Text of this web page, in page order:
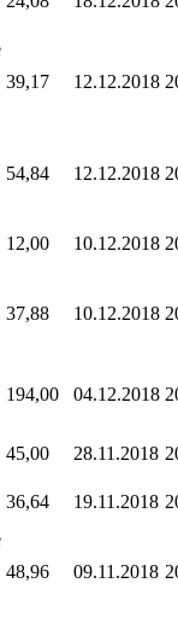
39,17 12.12.2018
54,84 12.12.2018
12,00 10.12.2018
37,88 10.12.2018
194,00 04.12.2018
45,00 28.11.2018
36,64 19.11.2018
48,96 09.11.2018